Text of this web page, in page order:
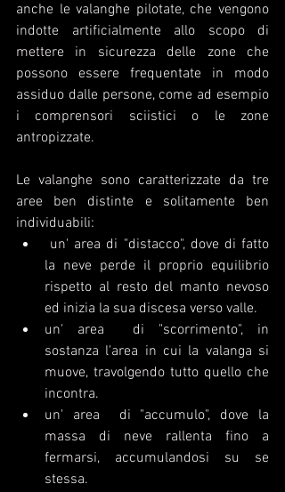
anche le valanghe pilotate, che vengono
indotte artificialmente allo scopo di
mettere in sicurezza delle zone che
possono essere frequentate in modo
assiduo dalle persone, come ad esempio
i comprensori sciistici o le zone
antropizzate.
Le valanghe sono caratterizzate da tre
aree ben distinte e solitamente ben
individuabili:
la neve perde il proprio equilibrio
rispetto al resto del manto nevoso
ed inizia la sua discesa verso valle.
un' area  di "scorrimento", in
sostanza l'area in cui la valanga si
muove, travolgendo tutto quello che
incontra.
un' area  di "accumulo", dove la
massa di neve rallenta fino a
fermarsi, accumulandosi su se
stessa.